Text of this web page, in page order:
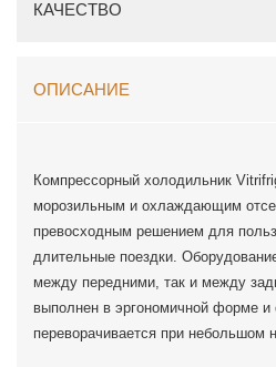
КАЧЕСТВО
ОПИСАНИЕ
Компрессорный холодильник
морозильным и охлаждающим
превосходным решением для
длительные поездки.
между передними, так и между
выполнен в эргономичной форме и
переворачивается при небольшом